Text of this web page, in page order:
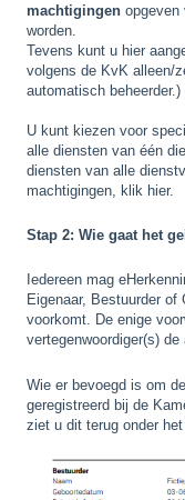
machtigingen opgeven
worden.
Tevens kunt u hier
volgens de KvK alleen/
automatisch beheerder.)
U kunt kiezen voor
alle diensten van één
diensten van alle
machtigingen, klik hier.
Stap 2: Wie gaat het
Iedereen mag
Eigenaar, Bestuurder
voorkomt. De enige
vertegenwoordiger(s)
Wie er bevoegd is om
geregistreerd bij de
ziet u dit terug onder